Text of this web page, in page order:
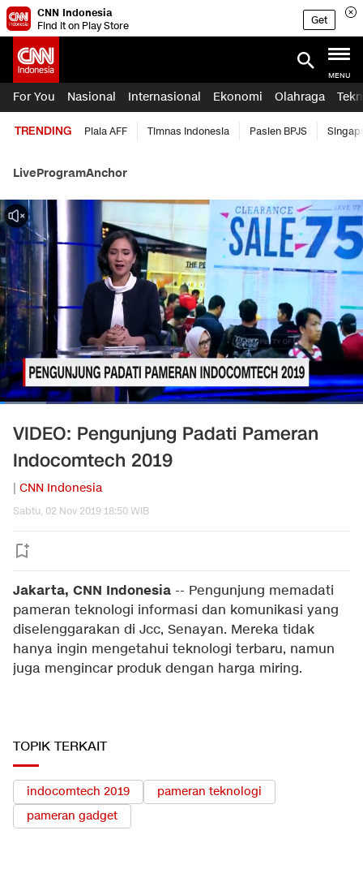
CNN Indonesia
Find it on Play Store
Get
MENU
For You Nasional Internasional Ekonomi Olahraga
TRENDING Piala AFF Timnas Indonesia Pasien BPJS
LiveProgramAnchor
VIDEO: Pengunjung Padati Pameran
Indocomtech 2019
| CNN Indonesia
Sabtu, 02 Nov 2019 18:50 WIB
Jakarta, CNN Indonesia -- Pengunjung memadati
pameran teknologi informasi dan komunikasi yang
diselenggarakan di Jcc, Senayan. Mereka tidak
hanya ingin mengetahui teknologi terbaru, namun
juga mengincar produk dengan harga miring.
TOPIK TERKAIT
indocomtech 2019
pameran teknologi
pameran gadget